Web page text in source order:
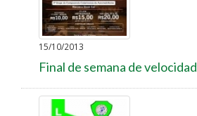
15/10/2013
Final de semana de